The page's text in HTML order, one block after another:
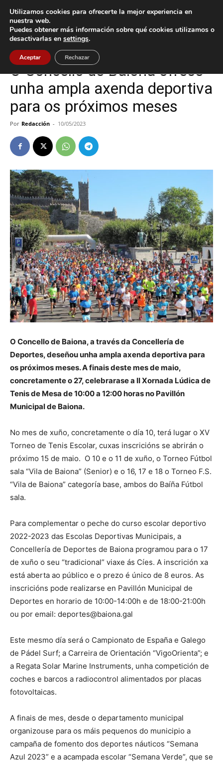
Inicio Baiona
Baiona Deportes
O Concello de Baiona ofrece
unha ampla axenda deportiva
para os próximos meses
Por Redacción - 10/05/2023
O Concello de Baiona, a través da Concellería de
Deportes, deseñou unha ampla axenda deportiva para
os próximos meses. A finais deste mes de maio,
concretamente o 27, celebrarase a II Xornada Lúdica de
Tenis de Mesa de 10:00 a 12:00 horas no Pavillón
Municipal de Baiona.
No mes de xuño, concretamente o día 10, terá lugar o XV
Torneo de Tenis Escolar, cuxas inscricións se abrirán o
próximo 15 de maio. O 10 e o 11 de xuño, o Torneo Fútbol
sala “Vila de Baiona” (Senior) e o 16, 17 e 18 o Torneo F.S.
“Vila de Baiona” categoría base, ambos do Baíña Fútbol
sala.
Para complementar o peche do curso escolar deportivo
2022-2023 das Escolas Deportivas Municipais, a
Concellería de Deportes de Baiona programou para o 17
de xuño o seu “tradicional” viaxe ás Cíes. A inscrición xa
está aberta ao público e o prezo é único de 8 euros. As
inscricións pode realizarse en Pavillón Municipal de
Deportes en horario de 10:00-14:00h e de 18:00-21:00h
ou por email: deportes@baiona.gal
Este mesmo día será o Campionato de España e Galego
de Pádel Surf; a Carreira de Orientación “VigoOrienta”; e
a Regata Solar Marine Instruments, unha competición de
coches e barcos a radiocontrol alimentados por placas
fotovoltaicas.
A finais de mes, desde o departamento municipal
organizouse para os máis pequenos do municipio a
campaña de fomento dos deportes náuticos “Semana
Azul 2023” e a acampada escolar “Semana Verde”, que se
Utilizamos cookies para ofrecerte la mejor experiencia en
nuestra web.
Puedes obtener más información sobre qué cookies utilizamos o
desactivarlas en settings.
Aceptar Rechazar